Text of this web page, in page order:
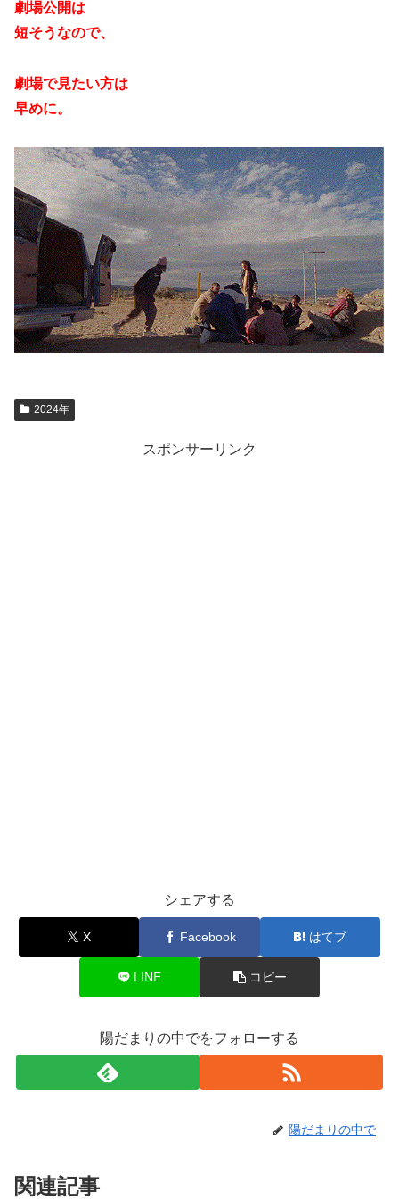
劇場公開は
短そうなので、
劇場で見たい方は
早めに。
2024年
スポンサーリンク
シェアする
X Facebook はてブ
LINE コピー
陽だまりの中でをフォローする
陽だまりの中で
関連記事